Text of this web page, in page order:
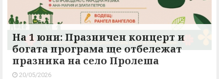
На 1 юни: Празничен концерт и
богата програма ще отбележат
празника на село Пролеша
20/05/2026